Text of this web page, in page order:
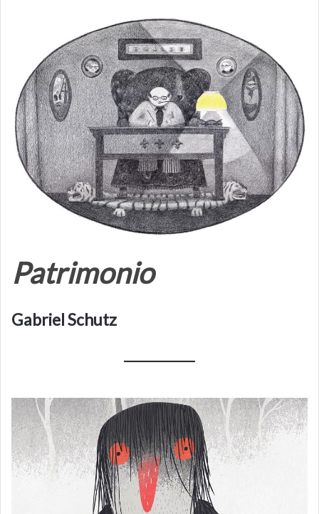
Patrimonio
Gabriel Schutz